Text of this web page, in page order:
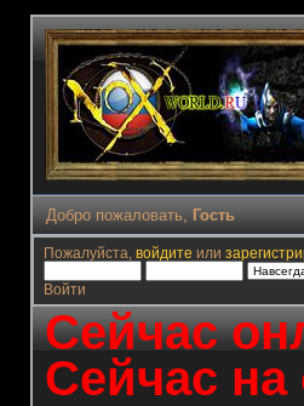
Добро пожаловать, Гость
Пожалуйста, войдите или
Войти
Сейчас
Сейчас на